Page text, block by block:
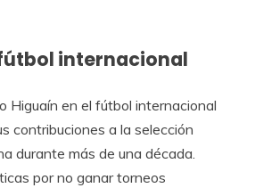
internacional
Higuaín en el fútbol internacional
contribuciones a la selección
durante más de una década.
por no ganar torneos